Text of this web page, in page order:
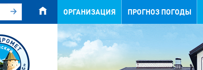
ОРГАНИЗАЦИЯ ПРОГНОЗ ПОГОДЫ